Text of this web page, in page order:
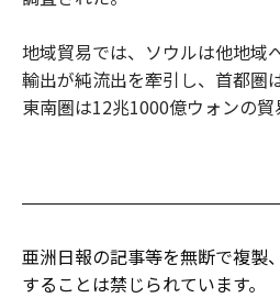
地域貿易では、ソウルは他地域
輸出が純流出を牽引し、首都圏
東南圏は12兆1000億ウォンの貿
亜洲日報の記事等を無断で複製
することは禁じられています。